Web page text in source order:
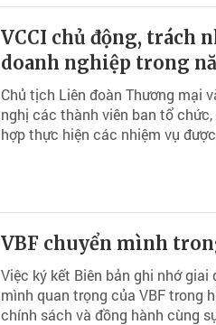
VCCI chủ động, trách
doanh nghiệp trong
Chủ tịch Liên đoàn Thương mại
nghị các thành viên ban tổ
hợp thực hiện các nhiệm vụ
VBF chuyển mình
Việc ký kết Biên bản ghi nhớ
mình quan trọng của VBF trong
chính sách và đồng hành cùng